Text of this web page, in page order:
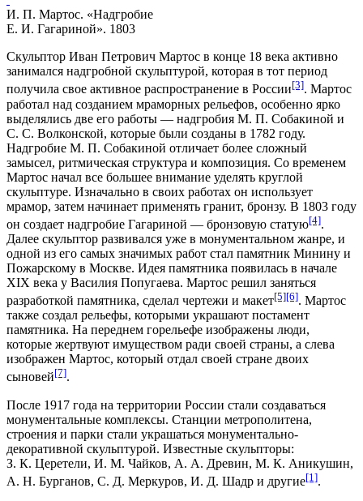
И. П. Мартос. «Надгробие
Е. И. Гагариной». 1803
Скульптор Иван Петрович Мартос в конце 18 века активно
занимался надгробной скульптурой, которая в тот период
получила свое активное распространение в России[3]. Мартос
работал над созданием мраморных рельефов, особенно ярко
выделялись две его работы — надгробия М. П. Собакиной и
С. С. Волконской, которые были созданы в 1782 году.
Надгробие М. П. Собакиной отличает более сложный
замысел, ритмическая структура и композиция. Со временем
Мартос начал все большее внимание уделять круглой
скульптуре. Изначально в своих работах он использует
мрамор, затем начинает применять гранит, бронзу. В 1803 году
он создает надгробие Гагариной — бронзовую статую[4].
Далее скульптор развивался уже в монументальном жанре, и
одной из его самых значимых работ стал памятник Минину и
Пожарскому в Москве. Идея памятника появилась в начале
XIX века у Василия Попугаева. Мартос решил заняться
разработкой памятника, сделал чертежи и макет[5][6]. Мартос
также создал рельефы, которыми украшают постамент
памятника. На переднем горельефе изображены люди,
которые жертвуют имуществом ради своей страны, а слева
изображен Мартос, который отдал своей стране двоих
сыновей[7].
После 1917 года на территории России стали создаваться
монументальные комплексы. Станции метрополитена,
строения и парки стали украшаться монументально-
декоративной скульптурой. Известные скульпторы:
З. К. Церетели, И. М. Чайков, А. А. Древин, М. К. Аникушин,
А. Н. Бурганов, С. Д. Меркуров, И. Д. Шадр и другие[1].